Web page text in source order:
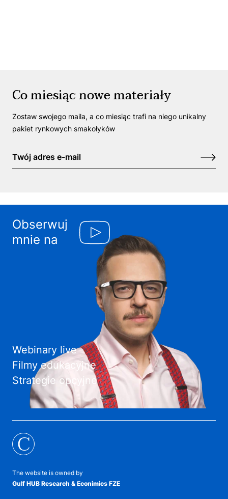
Co miesiąc nowe materiały
Zostaw swojego maila, a co miesiąc trafi na niego unikalny
pakiet rynkowych smakołyków
Obserwuj
mnie na
Webinary live
Filmy edukacyjne
Strategie opcyjne
C
The website is owned by
Gulf HUB Research & Econimics FZE